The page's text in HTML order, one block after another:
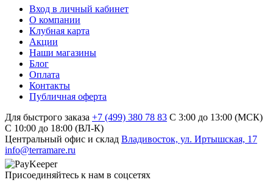
Вход в личный кабинет
О компании
Клубная карта
Акции
Наши магазины
Блог
Оплата
Контакты
Публичная оферта
Для быстрого заказа +7 (499) 380 78 83 С 3:00 до 13:00 (МСК)
C 10:00 до 18:00 (ВЛ-К)
Центральный офис и склад Владивосток, ул. Иртышская, 17
info@terramare.ru
Присоединяйтесь к нам в соцсетях